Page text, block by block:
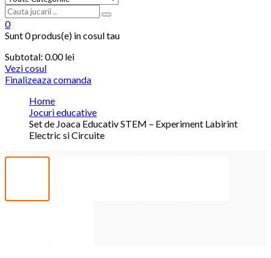
0
Sunt0 produs(e) in cosul tau
Subtotal: 0.00 lei
Vezi cosul
Finalizeaza comanda
Home
Jocuri educative
Set de Joaca Educativ STEM – Experiment Labirint
Electric si Circuite